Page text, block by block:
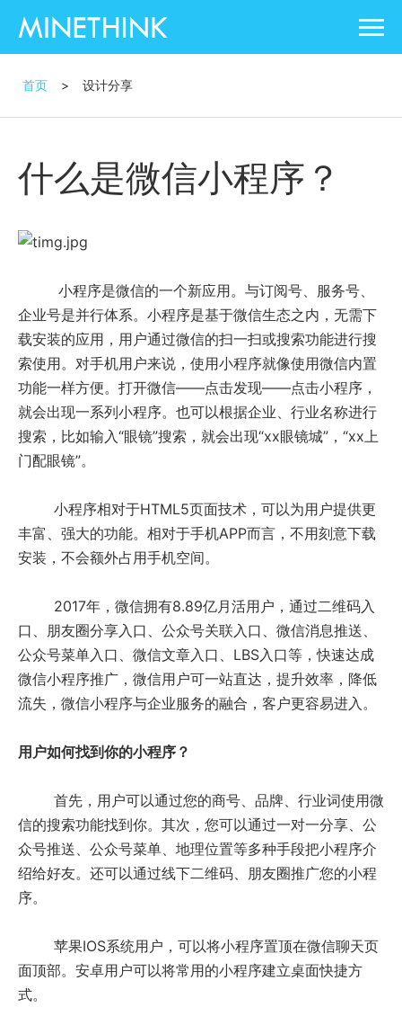
精彩案例全案服务关于我们分享经验联系我们
minethink@126.com
联系电话 010-52428286
觉
得
您
的
企
业
应
该
与
我
们
合
作
，
立
即
联
系
我
们
。
让
我
们
探
讨
更
多
的
可
能
首页 > 设计分享
什么是微信小程序？
小程序是微信的一个新应用。与订阅号、服务号、
企业号是并行体系。小程序是基于微信生态之内，无需下
载安装的应用，用户通过微信的扫一扫或搜索功能进行搜
索使用。对手机用户来说，使用小程序就像使用微信内置
功能一样方便。打开微信——点击发现——点击小程序，
就会出现一系列小程序。也可以根据企业、行业名称进行
搜索，比如输入“眼镜”搜索，就会出现“xx眼镜城”，“xx上
门配眼镜”。
小程序相对于HTML5页面技术，可以为用户提供更
丰富、强大的功能。相对于手机APP而言，不用刻意下载
安装，不会额外占用手机空间。
2017年，微信拥有8.89亿月活用户，通过二维码入
口、朋友圈分享入口、公众号关联入口、微信消息推送、
公众号菜单入口、微信文章入口、LBS入口等，快速达成
微信小程序推广，微信用户可一站直达，提升效率，降低
流失，微信小程序与企业服务的融合，客户更容易进入。
用户如何找到你的小程序？
首先，用户可以通过您的商号、品牌、行业词使用微
信的搜索功能找到你。其次，您可以通过一对一分享、公
众号推送、公众号菜单、地理位置等多种手段把小程序介
绍给好友。还可以通过线下二维码、朋友圈推广您的小程
序。
苹果IOS系统用户，可以将小程序置顶在微信聊天页
面顶部。安卓用户可以将常用的小程序建立桌面快捷方
式。